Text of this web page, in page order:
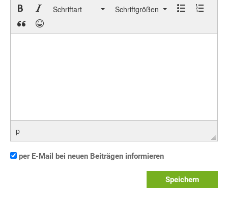
Schriftart Schriftgrößen
p
per E-Mail bei neuen Beiträgen informieren
Speichern